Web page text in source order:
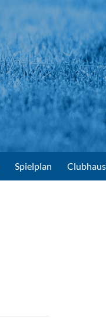
Spielplan Clubhaus